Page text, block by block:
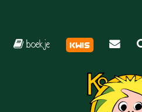
boekje kwis